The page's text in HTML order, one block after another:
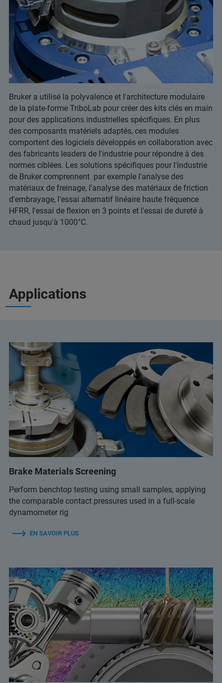
Bruker a utilisé la polyvalence et l'architecture modulaire
de la plate-forme TriboLab pour créer des kits clés en main
pour des applications industrielles spécifiques. En plus
des composants matériels adaptés, ces modules
comportent des logiciels développés en collaboration avec
des fabricants leaders de l'industrie pour répondre à des
normes ciblées. Les solutions spécifiques pour l'industrie
de Bruker comprennent par exemple l'analyse des
matériaux de freinage, l'analyse des matériaux de friction
d'embrayage, l'essai alternatif linéaire haute fréquence
HFRR, l'essai de flexion en 3 points et l'essai de dureté à
chaud jusqu'à 1000°C.
Applications
Brake Materials Screening
Perform benchtop testing using small samples, applying
the comparable contact pressures used in a full-scale
dynamometer rig
EN SAVOIR PLUS